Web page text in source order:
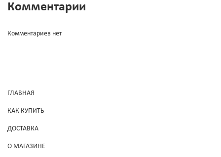
Комментарии
Комментариев нет
ГЛАВНАЯ
КАК КУПИТЬ
ДОСТАВКА
О МАГАЗИНЕ